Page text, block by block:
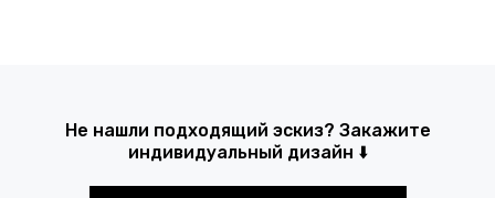
Не нашли подходящий эскиз? Закажите
индивидуальный дизайн ⬇️